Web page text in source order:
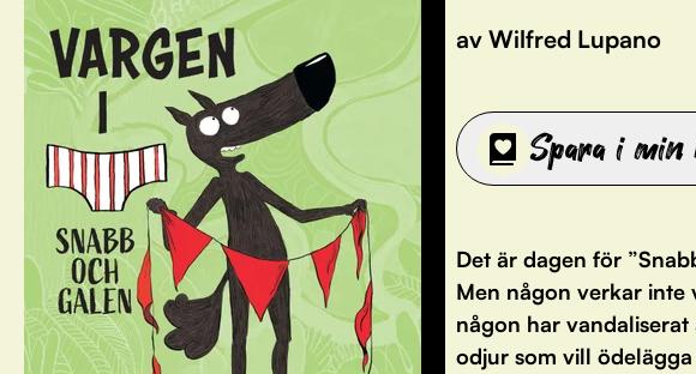
av Wilfred Lupano
Spara i min
Det är dagen för
Men någon verkar inte
någon har
odjur som vill